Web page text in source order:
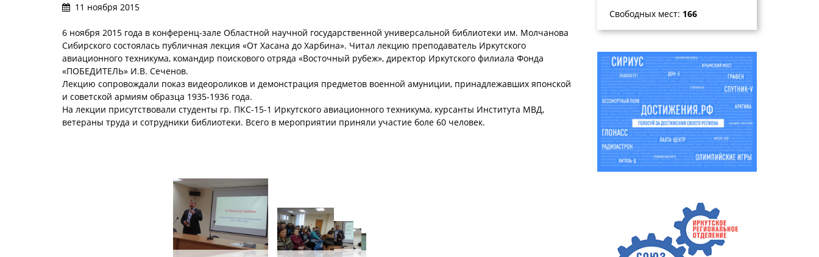
11 ноября 2015
6 ноября 2015 года в конференц-зале Областной научной государственной универсальной библиотеки им. Молчанова
Сибирского состоялась публичная лекция «От Хасана до Харбина». Читал лекцию преподаватель Иркутского
авиационного техникума, командир поискового отряда «Восточный рубеж», директор Иркутского филиала Фонда
«ПОБЕДИТЕЛЬ» И.В. Сеченов.
Лекцию сопровождали показ видеороликов и демонстрация предметов военной амуниции, принадлежавших японской
и советской армиям образца 1935-1936 года.
На лекции присутствовали студенты гр. ПКС-15-1 Иркутского авиационного техникума, курсанты Института МВД,
ветераны труда и сотрудники библиотеки. Всего в мероприятии приняли участие боле 60 человек.
Свободных мест: 166